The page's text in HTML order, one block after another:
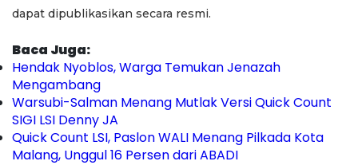
dapat dipublikasikan secara resmi.
Baca Juga:
Hendak Nyoblos, Warga Temukan Jenazah
Mengambang
Warsubi-Salman Menang Mutlak Versi Quick Count
SIGI LSI Denny JA
Quick Count LSI, Paslon WALI Menang Pilkada Kota
Malang, Unggul 16 Persen dari ABADI